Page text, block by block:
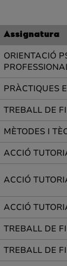
Assignatura
ORIENTACIÓ
PRÀCTIQUES
TREBALL DE
MÈTODES I
ACCIÓ
ACCIÓ
ACCIÓ
TREBALL DE
TREBALL DE